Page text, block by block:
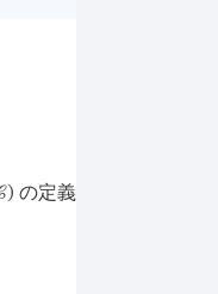
) の定義